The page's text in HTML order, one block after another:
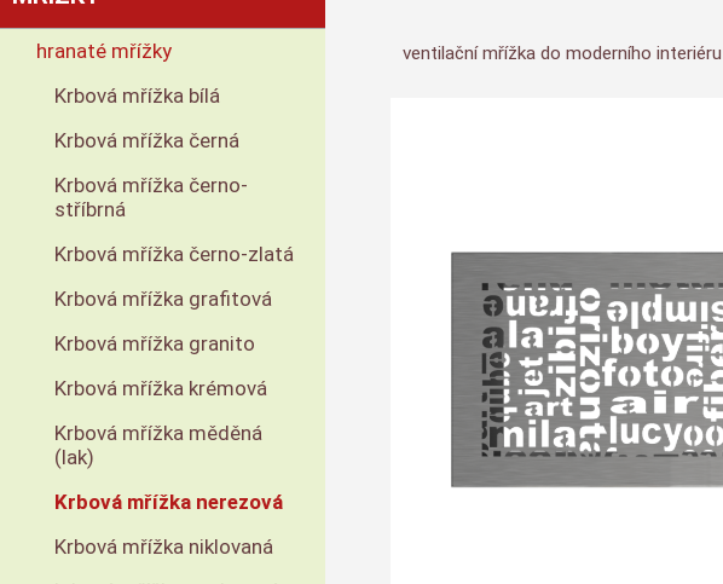
ventilační mřížka do moderního interiéru
hranaté mřížky
Krbová mřížka bílá
Krbová mřížka černá
Krbová mřížka černo-
stříbrná
Krbová mřížka černo-zlatá
Krbová mřížka grafitová
Krbová mřížka granito
Krbová mřížka krémová
Krbová mřížka měděná
(lak)
Krbová mřížka nerezová
Krbová mřížka niklovaná